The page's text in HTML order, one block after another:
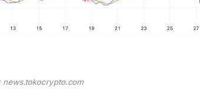
news.tokocrypto.com